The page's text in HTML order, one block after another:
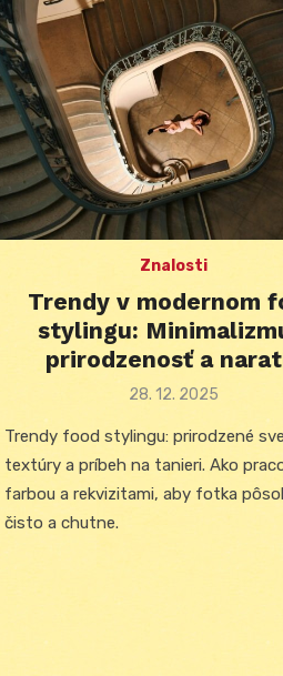
Znalosti
Trendy v modernom
stylingu:
prirodzenosť a
Posted
28. 12. 2025
Trendy food stylingu: prirodzené
textúry a príbeh na tanieri. Ako
farbou a rekvizitami, aby fotka
čisto a chutne.